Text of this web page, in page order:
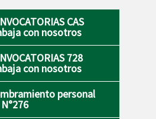
CAS
con nosotros
728
con nosotros
personal